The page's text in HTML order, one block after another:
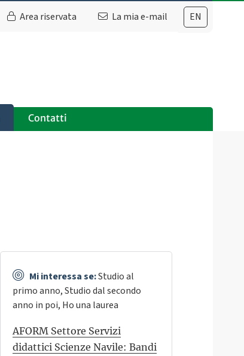
EN
Area riservata La mia e-mail
Contatti
Mi interessa se:Studio al
primo anno, Studio dal secondo
anno in poi, Ho una laurea
AFORM Settore Servizi
didattici Scienze Navile: Bandi